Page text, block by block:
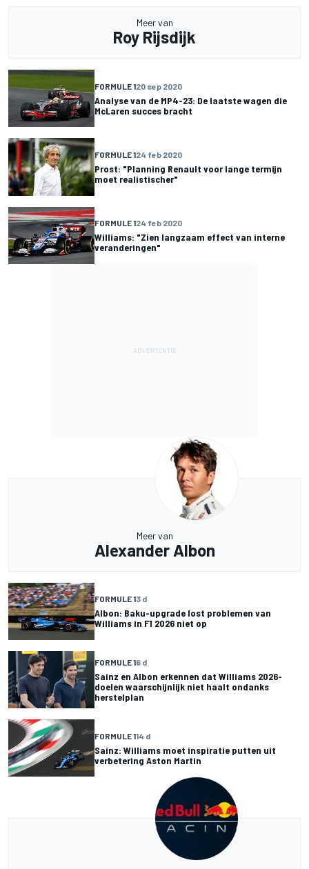
Meer van
Roy Rijsdijk
FORMULE 120 sep 2020
Analyse van de MP4-23: De laatste wagen die
McLaren succes bracht
FORMULE 124 feb 2020
Prost: "Planning Renault voor lange termijn
moet realistischer"
FORMULE 124 feb 2020
Williams: "Zien langzaam effect van interne
veranderingen"
Meer van
Alexander Albon
FORMULE 13 d
Albon: Baku-upgrade lost problemen van
Williams in F1 2026 niet op
FORMULE 16 d
Sainz en Albon erkennen dat Williams 2026-
doelen waarschijnlijk niet haalt ondanks
herstelplan
FORMULE 114 d
Sainz: Williams moet inspiratie putten uit
verbetering Aston Martin